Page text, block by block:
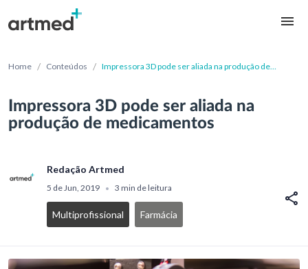
Home / Conteúdos / Impressora 3D pode ser aliada na produção de
Impressora 3D pode ser aliada na
produção de medicamentos
Redação Artmed
5 de Jun, 2019 • 3 min de leitura
Multiprofissional Farmácia